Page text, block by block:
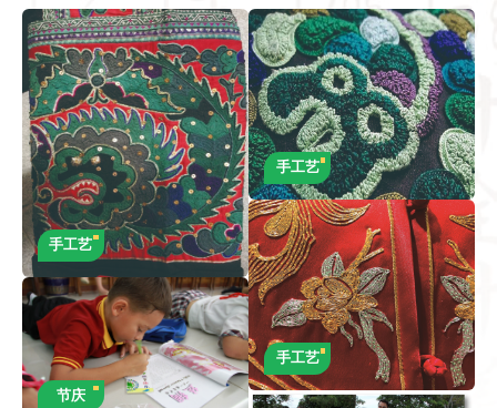
述村庄联动周边农户、吸纳村民入园采茶务工的
惠民举措，稳定就业渠道切实提升农户收入、改
善群众生活。他回望往昔岁月，细数早年村落“靠
山吃山、靠水吃水”的艰苦过往，彼时村民多以养
鱼谋生，收入微薄、生活拮据，与如今产业兴
旺、生态宜居的景象形成鲜明对比。 行程尾声，
主持人走进寻常农户家中，与村民围坐闲谈、共
品农家风味，倾听普通人眼中的村庄变迁。村民
们纷纷吐露心声，如今村庄生态环境持续向好，
茶旅、观光等多元产业遍地开花，就业选择更加
丰富，人居环境、收入水平同步提升，人人都真
切享受到生态治理与产业发展带来的红利。 本期
旅程揽尽赣南客家山水风光，串联生态治理、铁
道文旅、非遗制茶、富民产业多重篇章。从同步
推进的生态治理政策，到活化利用的森林观光铁
路；从代代相传的绿茶非遗技艺，到惠及千家万
手工艺
节庆
手工艺
手工艺